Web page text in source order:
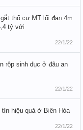
thổ cư MT lối đan 4m
tỷ với
22/1/22
rộp sinh dục ở đâu an
22/1/22
hiệu quả ở Biên Hòa
22/1/22